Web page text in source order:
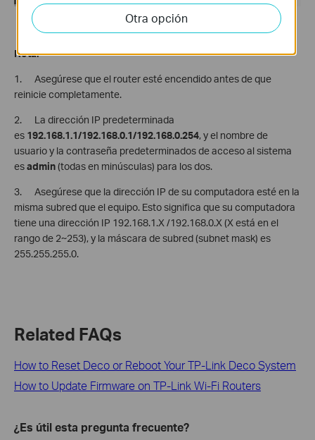
Nota:
1. Asegúrese que el router esté encendido antes de que
reinicie completamente.
2. La dirección IP predeterminada
es 192.168.1.1/192.168.0.1/192.168.0.254, y el nombre de
usuario y la contraseña predeterminados de acceso al sistema
esadmin(todas en minúsculas) para los dos.
3. Asegúrese que la dirección IP de su computadora esté en la
misma subred que el equipo. Esto significa que su computadora
tiene una dirección IP 192.168.1.X /192.168.0.X (X está en el
rango de 2~253), y la máscara de subred (subnet mask) es
255.255.255.0.
Related FAQs
How to Reset Deco or Reboot Your TP-Link Deco System
How to Update Firmware on TP-Link Wi-Fi Routers
¿Es útil esta pregunta frecuente?
Otra opción